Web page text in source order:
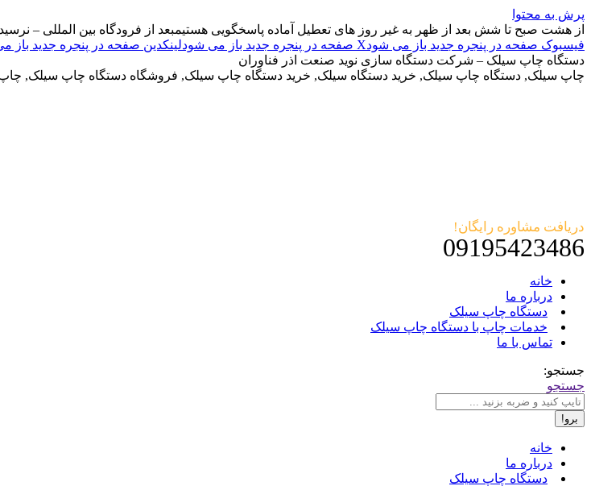
پرش به محتوا
از هشت صبح تا شش بعد از ظهر به غیر روز های تعطیل آماده پاسخگویی هستیمبعد از فرودگاه بین المللی –
فیسبوک صفحه در پنجره جدید باز می شودX صفحه در پنجره جدید باز می شود لینکدین صفحه در پنجره جدید باز
دستگاه چاپ سیلک – شرکت دستگاه سازی نوید صنعت اذر فناوران
چاپ سیلک, دستگاه چاپ سیلک, خرید دستگاه سیلک, خرید دستگاه چاپ سیلک, فروشگاه دستگاه چاپ سیلک,
دریافت مشاوره رایگان!
09195423486
خانه
درباره ما
دستگاه چاپ سیلک
خدمات چاپ با دستگاه چاپ سیلک
تماس با ما
جستجو:
جستجو
خانه
درباره ما
دستگاه چاپ سیلک